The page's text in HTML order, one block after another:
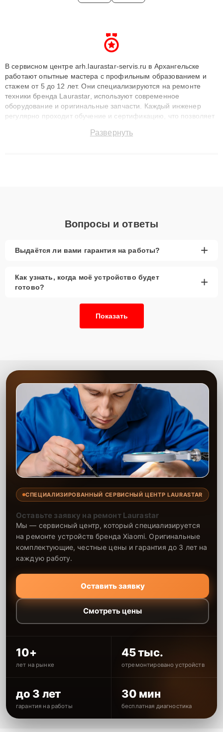
В сервисном центре arh.laurastar-servis.ru в Архангельске
работают опытные мастера с профильным образованием и
стажем от 5 до 12 лет. Они специализируются на ремонте
техники бренда Laurastar, используют современное
оборудование и оригинальные запчасти. Каждый инженер
регулярно проходит обучение и сертификацию, что позволяет
технику с сохранением гарантии до 3 лет. Наши мастера
Развернуть
Вопросы и ответы
Выдаётся ли вами гарантия на работы? +
Как узнать, когда моё устройство будет
готово?
+
Показать
СПЕЦИАЛИЗИРОВАННЫЙ СЕРВИСНЫЙ ЦЕНТР LAURASTAR
Оставьте заявку на ремонт Laurastar
Мы — сервисный центр, который специализируется
на ремонте устройств бренда Xiaomi. Оригинальные
комплектующие, честные цены и гарантия до 3 лет на
каждую работу.
Оставить заявку
Смотреть цены
10+
лет на рынке
45 тыс.
отремонтировано устройств
до 3 лет
гарантия на работы
30 мин
бесплатная диагностика